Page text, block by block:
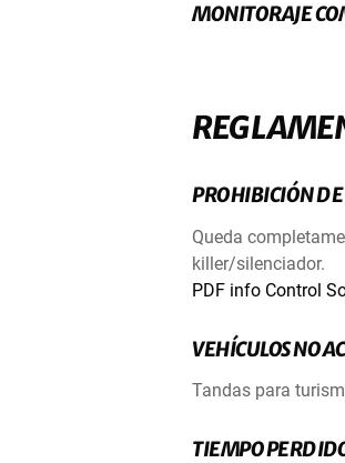
MONITORAJE
PROHIBICIÓN
Queda
killer/silenciador.
PDF info Control
VEHÍCULOS NO
Tandas para
TIEMPO